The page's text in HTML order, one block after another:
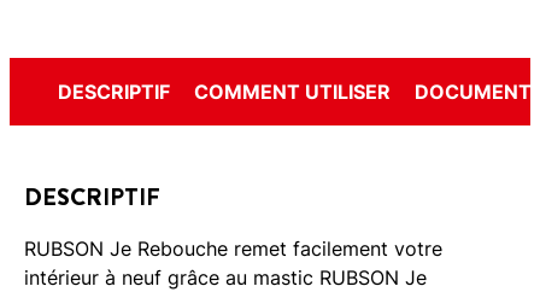
DESCRIPTIF COMMENT UTILISER
DESCRIPTIF
RUBSON Je Rebouche remet facilement votre
intérieur à neuf grâce au mastic RUBSON Je